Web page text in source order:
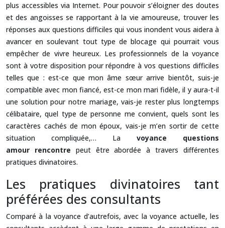
plus accessibles via Internet. Pour pouvoir s’éloigner des doutes
et des angoisses se rapportant à la vie amoureuse, trouver les
réponses aux questions difficiles qui vous inondent vous aidera à
avancer en soulevant tout type de blocage qui pourrait vous
empêcher de vivre heureux. Les professionnels de la voyance
sont à votre disposition pour répondre à vos questions difficiles
telles que : est-ce que mon âme sœur arrive bientôt, suis-je
compatible avec mon fiancé, est-ce mon mari fidèle, il y aura-t-il
une solution pour notre mariage, vais-je rester plus longtemps
célibataire, quel type de personne me convient, quels sont les
caractères cachés de mon époux, vais-je m’en sortir de cette
situation compliquée,… La voyance questions
amour rencontre peut être abordée à travers différentes
pratiques divinatoires.
Les pratiques divinatoires tant
préférées des consultants
Comparé à la voyance d’autrefois, avec la voyance actuelle, les